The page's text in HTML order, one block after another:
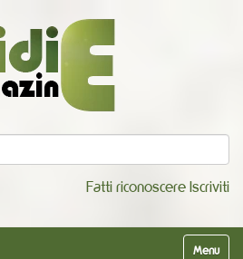
Fatti riconoscere Iscriviti
Alterna la